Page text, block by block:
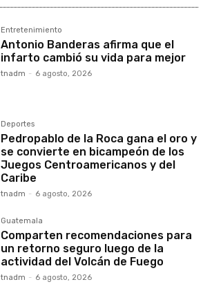
Entretenimiento
Antonio Banderas afirma que el
infarto cambió su vida para mejor
tnadm - 6 agosto, 2026
Deportes
Pedropablo de la Roca gana el oro y
se convierte en bicampeón de los
Juegos Centroamericanos y del
Caribe
tnadm - 6 agosto, 2026
Guatemala
Comparten recomendaciones para
un retorno seguro luego de la
actividad del Volcán de Fuego
tnadm - 6 agosto, 2026